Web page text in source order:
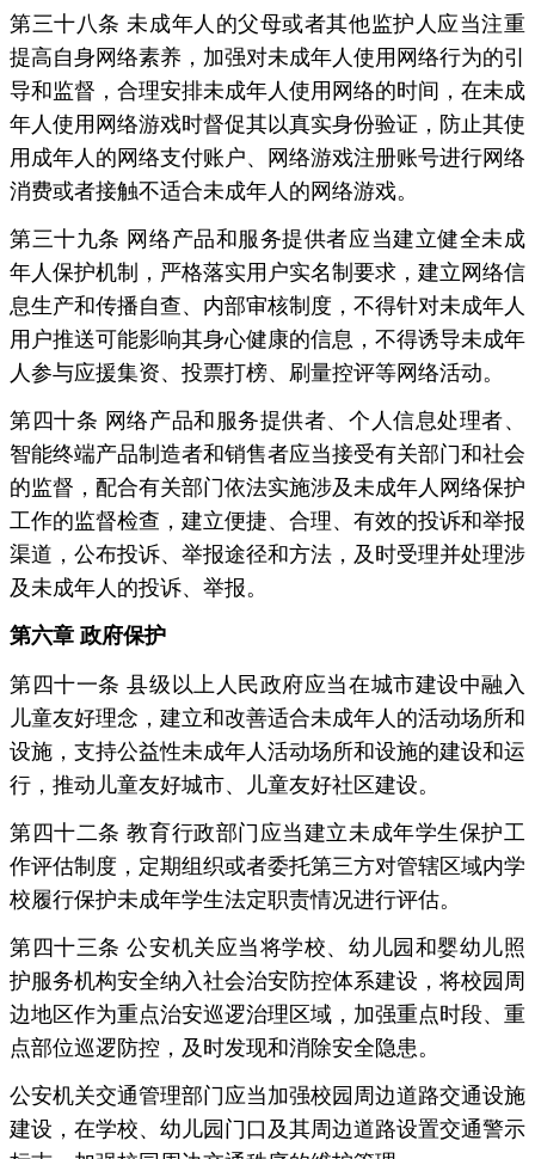
第三十八条 未成年人的父母或者其他监护人应当注重
提高自身网络素养，加强对未成年人使用网络行为的引
导和监督，合理安排未成年人使用网络的时间，在未成
年人使用网络游戏时督促其以真实身份验证，防止其使
用成年人的网络支付账户、网络游戏注册账号进行网络
消费或者接触不适合未成年人的网络游戏。
第三十九条 网络产品和服务提供者应当建立健全未成
年人保护机制，严格落实用户实名制要求，建立网络信
息生产和传播自查、内部审核制度，不得针对未成年人
用户推送可能影响其身心健康的信息，不得诱导未成年
人参与应援集资、投票打榜、刷量控评等网络活动。
第四十条 网络产品和服务提供者、个人信息处理者、
智能终端产品制造者和销售者应当接受有关部门和社会
的监督，配合有关部门依法实施涉及未成年人网络保护
工作的监督检查，建立便捷、合理、有效的投诉和举报
渠道，公布投诉、举报途径和方法，及时受理并处理涉
及未成年人的投诉、举报。
第六章 政府保护
第四十一条 县级以上人民政府应当在城市建设中融入
儿童友好理念，建立和改善适合未成年人的活动场所和
设施，支持公益性未成年人活动场所和设施的建设和运
行，推动儿童友好城市、儿童友好社区建设。
第四十二条 教育行政部门应当建立未成年学生保护工
作评估制度，定期组织或者委托第三方对管辖区域内学
校履行保护未成年学生法定职责情况进行评估。
第四十三条 公安机关应当将学校、幼儿园和婴幼儿照
护服务机构安全纳入社会治安防控体系建设，将校园周
边地区作为重点治安巡逻治理区域，加强重点时段、重
点部位巡逻防控，及时发现和消除安全隐患。
公安机关交通管理部门应当加强校园周边道路交通设施
建设，在学校、幼儿园门口及其周边道路设置交通警示